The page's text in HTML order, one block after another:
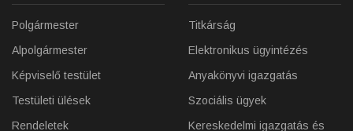
Polgármester
Alpolgármester
Képviselő testület
Testületi ülések
Rendeletek
Titkárság
Elektronikus ügyintézés
Anyakönyvi igazgatás
Szociális ügyek
Kereskedelmi igazgatás és